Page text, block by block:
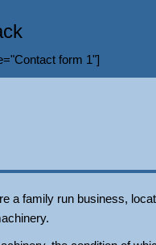
form 1"]
a family run business,